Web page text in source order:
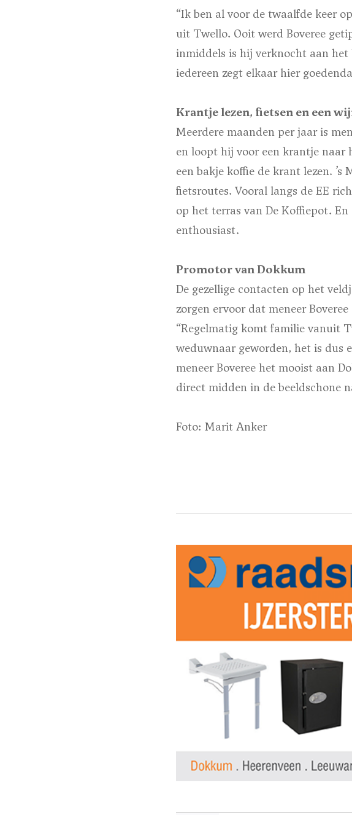
“Ik ben al voor de twaalfde keer
uit Twello. Ooit werd Boveree
inmiddels is hij verknocht aan het
iedereen zegt elkaar hier
Krantje lezen, fietsen en een
Meerdere maanden per jaar is
en loopt hij voor een krantje naar
een bakje koffie de krant lezen.
fietsroutes. Vooral langs de EE
op het terras van De Koffiepot.
enthousiast.
Promotor van Dokkum
De gezellige contacten op het
zorgen ervoor dat meneer
“Regelmatig komt familie vanuit
weduwnaar geworden, het is dus
meneer Boveree het mooist aan
direct midden in de beeldschone
Foto: Marit Anker